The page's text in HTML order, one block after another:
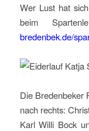
Wer Lust hat
beim
bredenbek.de/
Die Bredenbeker
nach rechts:
Karl Willi Bock